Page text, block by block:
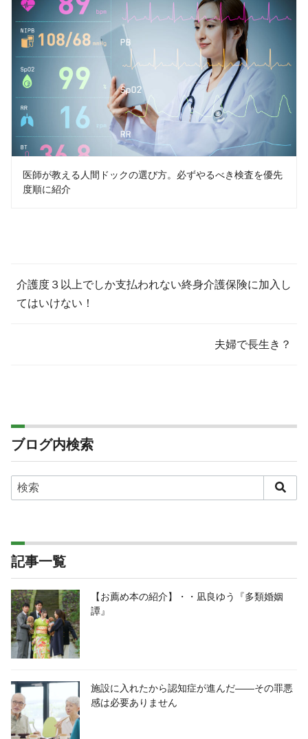
医師が教える人間ドックの選び方。必ずやるべき検査を優先
度順に紹介
介護度３以上でしか支払われない終身介護保険に加入し
てはいけない！
夫婦で長生き？
ブログ内検索
記事一覧
【お薦め本の紹介】・・凪良ゆう『多類婚姻
譚』
施設に入れたから認知症が進んだ――その罪悪
感は必要ありません